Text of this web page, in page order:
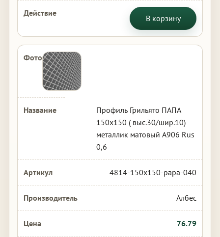
В корзину
Профиль Грильято ПАПА
150х150 ( выс.30/шир.10)
металлик матовый А906 Rus
0,6
4814-150x150-papa-040
Албес
76.79